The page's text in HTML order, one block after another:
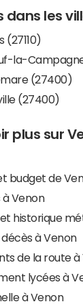
dans les
(27110)
la-Campagne
(27400)
(27400)
plus sur
budget de
Impôts à Venon
historique
décès à Venon
de la route à
lycées à
à Venon